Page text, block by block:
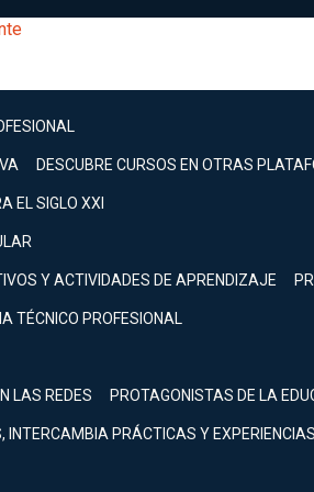
DESCUBRE CURSOS EN OTRAS
EL SIGLO XXI
Y ACTIVIDADES DE APRENDIZAJE
TÉCNICO PROFESIONAL
LAS REDES PROTAGONISTAS DE LA
INTERCAMBIA PRÁCTICAS Y EXPERIENCIAS